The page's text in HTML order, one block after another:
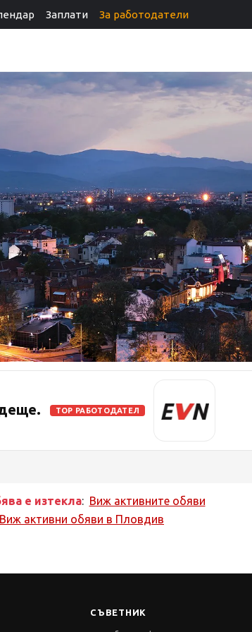
Заплати За работодатели
TOP РАБОТОДАТЕЛ
е изтекла: Виж активните обяви
Виж активни обяви в Пловдив
СЪВЕТНИК